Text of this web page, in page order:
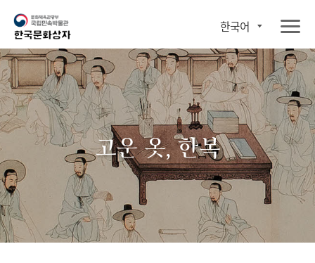
한국어
고운 옷, 한복